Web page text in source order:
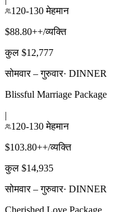
120-130 मेहमान
$88.80++/व्यक्ति
कुल $12,777
सोमवार – गुरुवार· DINNER
Blissful Marriage Package
|
120-130 मेहमान
$103.80++/व्यक्ति
कुल $14,935
सोमवार – गुरुवार· DINNER
Cherished Love Package